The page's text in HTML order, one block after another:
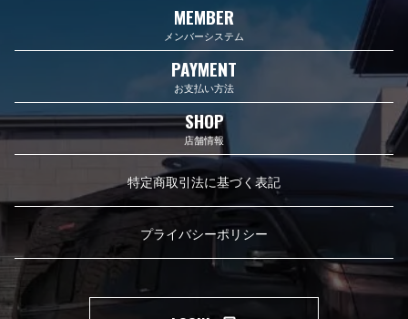
MEMBER
メンバーシステム
PAYMENT
お支払い方法
SHOP
店舗情報
特定商取引法に基づく表記
プライバシーポリシー